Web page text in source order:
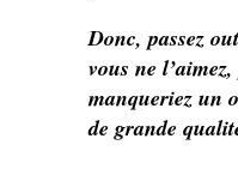
Donc, passez
vous ne
manqueriez un
de grande